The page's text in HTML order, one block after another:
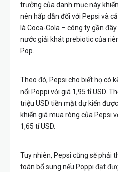
trưởng của danh mục này
nên hấp dẫn đối với Pepsi và
là Coca-Cola – công ty gần
nước giải khát prebiotic của
Pop.
Theo đó, Pepsi cho biết họ có
nổi Poppi với giá 1,95 tỉ USD.
triệu USD tiền mặt dự kiến
khiến giá mua ròng của Pepsi
1,65 tỉ USD.
Tuy nhiên, Pepsi cũng sẽ phải
toán bổ sung nếu Poppi đạt